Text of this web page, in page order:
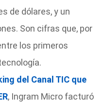
de dólares, y un
Son cifras que, por
los primeros
del Canal TIC que
, Ingram Micro facturó